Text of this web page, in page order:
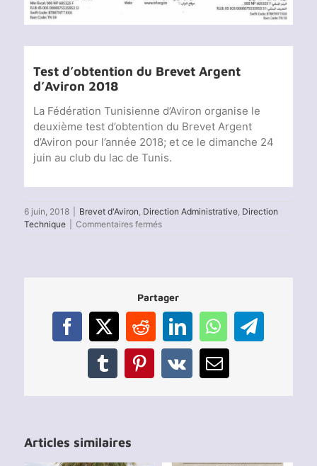
Test d’obtention du Brevet Argent
d’Aviron 2018
La Fédération Tunisienne d’Aviron organise le
deuxième test d’obtention du Brevet Argent
d’Aviron pour l’année 2018; et ce le dimanche 24
juin au club du lac de Tunis.
6 juin, 2018 Brevet d'Aviron Direction Administrative, Direction
Technique
Commentaires ferméssur
Partager
Facebook
X RedditLinkedInWhatsAppTelegram
TumblrPinterest
Vk Email
Articles similaires